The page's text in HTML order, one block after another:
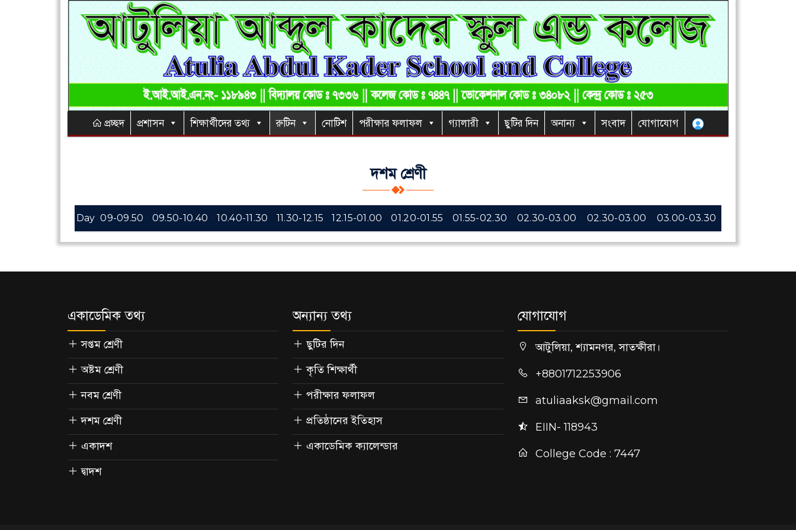
প্রচ্ছদ প্রশাসন শিক্ষার্থীদের তথ্য রুটিন নোটিশ পরীক্ষার ফলাফল গ্যালারী ছুটির দিন অনান্য সংবাদ যোগাযোগ
দশম শ্রেণী
Day 09-09.50 09.50-10.40 10.40-11.30 11.30-12.15 12.15-01.00 01.20-01.55 01.55-02.30 02.30-03.00 02.30-03.00 03.00-03.30
একাডেমিক তথ্য
সপ্তম শ্রেণী
অষ্টম শ্রেণী
নবম শ্রেণী
দশম শ্রেণী
একাদশ
দ্বাদশ
অন্যান্য তথ্য
ছুটির দিন
কৃতি শিক্ষার্থী
পরীক্ষার ফলাফল
প্রতিষ্ঠানের ইতিহাস
একাডেমিক ক্যালেন্ডার
যোগাযোগ
আটুলিয়া, শ্যামনগর, সাতক্ষীরা।
+8801712253906
atuliaaksk@gmail.com
EIIN- 118943
College Code : 7447